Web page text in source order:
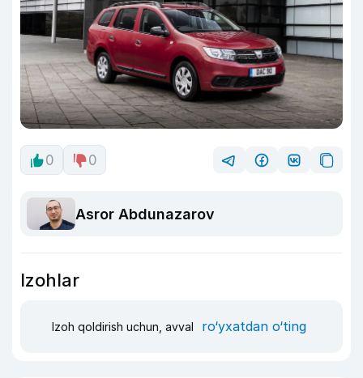
0 0
Asror Abdunazarov
Izohlar
Izoh qoldirish uchun, avval ro‘yxatdan o‘ting